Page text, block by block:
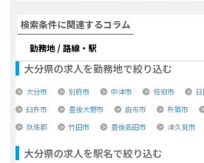
検索条件に関連するコラム
勤務地 / 路線・駅
大分県の求人を勤務地で絞り込む
大分市 別府市 中津市 佐伯市
臼杵市
豊後大野市 由布市 杵築市
玖珠郡
竹田市 豊後高田市 津久見市
大分県の求人を駅名で絞り込む